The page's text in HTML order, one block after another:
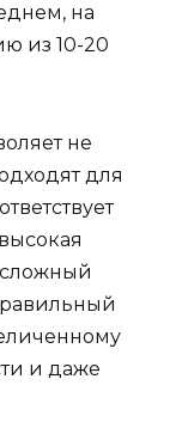
на
из 10-20
не
для
сложный
и даже